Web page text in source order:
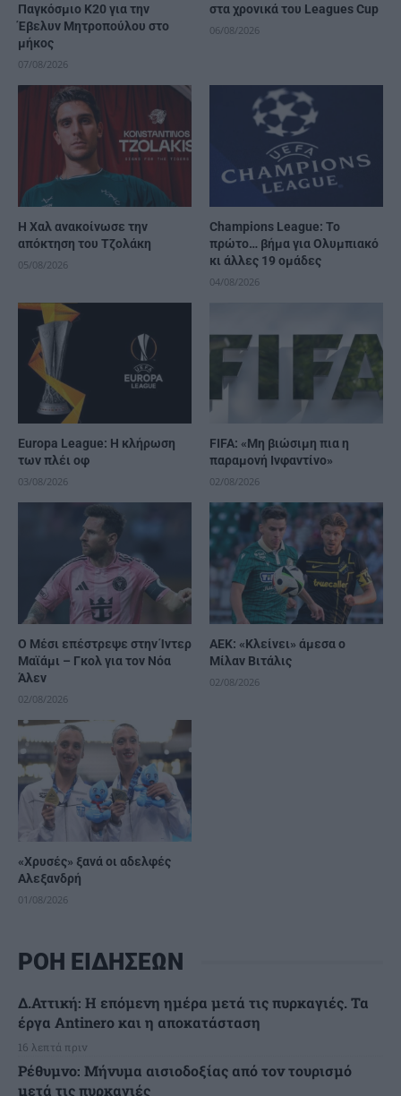
Παγκόσμιο Κ20 για την
Έβελυν Μητροπούλου στο
μήκος
07/08/2026
στα χρονικά του Leagues Cup
06/08/2026
Η Χαλ ανακοίνωσε την
απόκτηση του Τζολάκη
05/08/2026
Champions League: Το
πρώτο… βήμα για Ολυμπιακό
κι άλλες 19 ομάδες
04/08/2026
Europa League: Η κλήρωση
των πλέι οφ
03/08/2026
FIFA: «Μη βιώσιμη πια η
παραμονή Ινφαντίνο»
02/08/2026
Ο Μέσι επέστρεψε στην Ίντερ
Μαϊάμι – Γκολ για τον Νόα
Άλεν
02/08/2026
ΑΕΚ: «Κλείνει» άμεσα ο
Μίλαν Βιτάλις
02/08/2026
«Χρυσές» ξανά οι αδελφές
Αλεξανδρή
01/08/2026
ΡΟΗ ΕΙΔΗΣΕΩΝ
Δ.Αττική: Η επόμενη ημέρα μετά τις πυρκαγιές. Τα
έργα Antinero και η αποκατάσταση
16 λεπτά πριν
Ρέθυμνο: Μήνυμα αισιοδοξίας από τον τουρισμό
μετά τις πυρκαγιές